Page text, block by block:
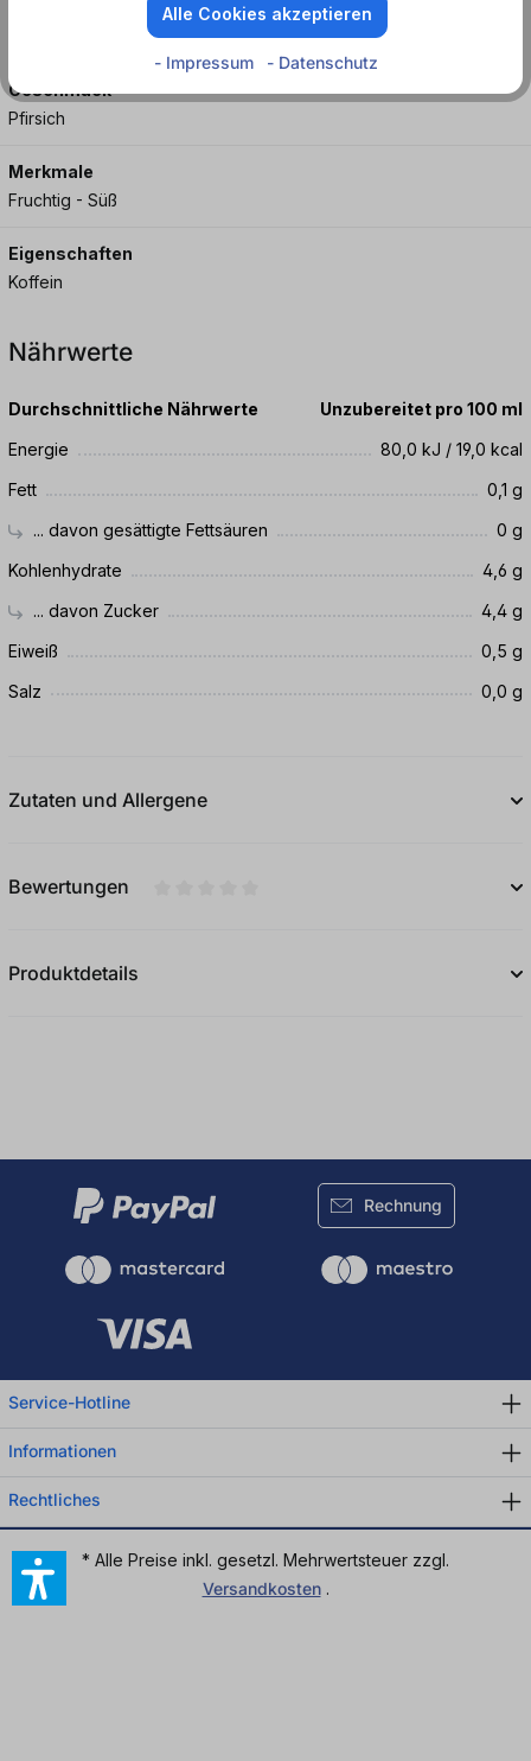
Pfirsichgeschmack, mit Zucker und Süßungsmittel.
Geschmack
Pfirsich
Merkmale
Fruchtig - Süß
Eigenschaften
Koffein
Nährwerte
Durchschnittliche Nährwerte
Unzubereitet pro 100 ml
Energie
80,0 kJ / 19,0 kcal
Fett
0,1 g
... davon gesättigte Fettsäuren
0 g
Kohlenhydrate
4,6 g
... davon Zucker
4,4 g
Eiweiß
0,5 g
Salz
0,0 g
Zutaten und Allergene
Bewertungen
Produktdetails
Rechnung
Service-Hotline
Informationen
Rechtliches
* Alle Preise inkl. gesetzl. Mehrwertsteuer zzgl.
Versandkosten.
Alle Cookies akzeptieren
- Impressum - Datenschutz